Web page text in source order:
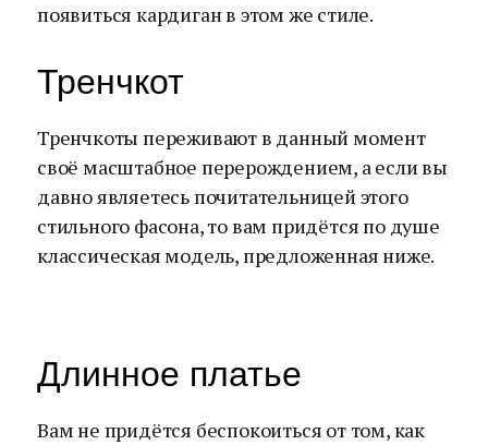
появиться кардиган в этом же стиле.
Тренчкот
Тренчкоты переживают в данный момент
своё масштабное перерождением, а если вы
давно являетесь почитательницей этого
стильного фасона, то вам придётся по душе
классическая модель, предложенная ниже.
Длинное платье
Вам не придётся беспокоиться от том, как